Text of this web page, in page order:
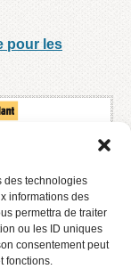
des technologies
informations des
permettra de traiter
ou les ID uniques
consentement peut
fonctions.
pour les